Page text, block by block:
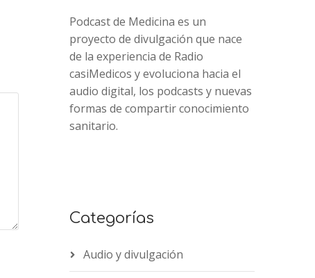
Podcast de Medicina es un
proyecto de divulgación que nace
de la experiencia de Radio
casiMedicos y evoluciona hacia el
audio digital, los podcasts y nuevas
formas de compartir conocimiento
sanitario.
Categorías
Audio y divulgación